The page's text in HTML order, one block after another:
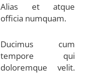
Alias et atque
officia numquam.
Ducimus cum
tempore qui
doloremque velit.